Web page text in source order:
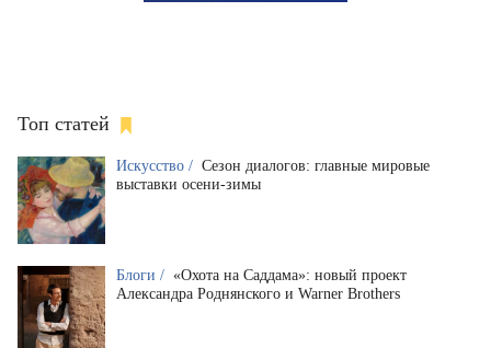
Топ статей
Искусство / Сезон диалогов: главные мировые
выставки осени-зимы
Блоги / «Охота на Саддама»: новый проект
Александра Роднянского и Warner Brothers